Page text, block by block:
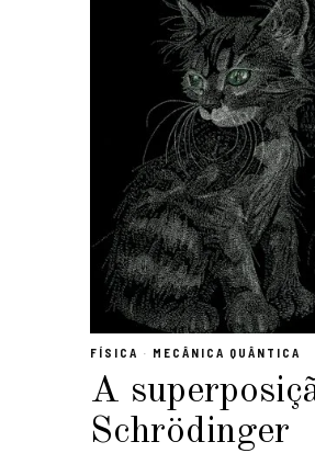
FÍSICA · MECÂNICA QUÂNTICA
A
Schrödinger